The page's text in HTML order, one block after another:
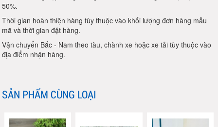
50%.
Thời gian hoàn thiện hàng tùy thuộc vào khối lượng đơn hàng mẫu
mã và thời gian đặt hàng.
Vận chuyển Bắc - Nam theo tàu, chành xe hoặc xe tải tùy thuộc vào
địa điểm nhận hàng.
SẢN PHẨM CÙNG LOẠI